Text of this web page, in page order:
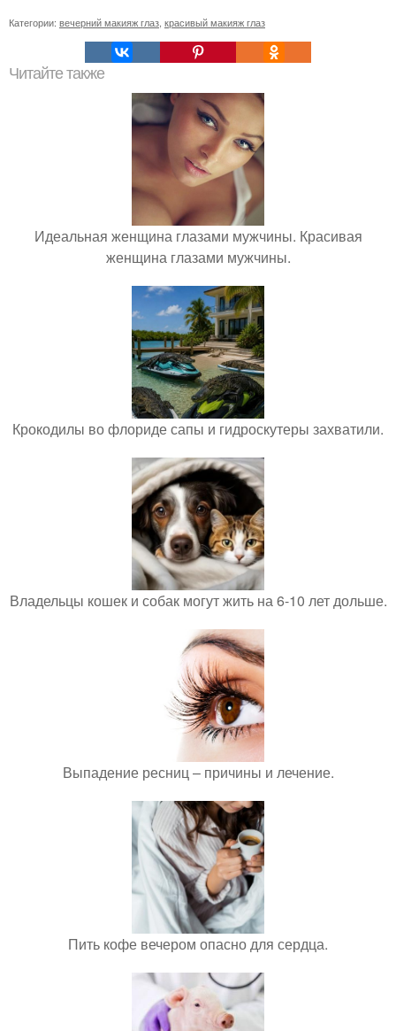
Категории: вечерний макияж глаз, красивый макияж глаз
Читайте также
Идеальная женщина глазами мужчины. Красивая
женщина глазами мужчины.
Крокодилы во флориде сапы и гидроскутеры захватили.
Владельцы кошек и собак могут жить на 6-10 лет дольше.
Выпадение ресниц – причины и лечение.
Пить кофе вечером опасно для сердца.